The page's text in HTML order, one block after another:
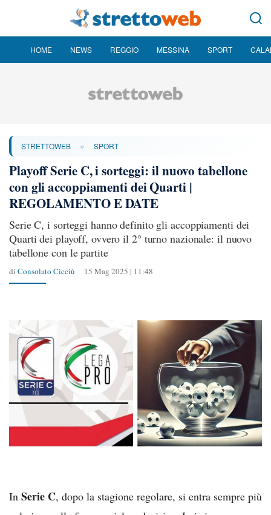
HOME NEWS REGGIO MESSINA SPORT
STRETTOWEB » SPORT
Playoff Serie C, i sorteggi: il nuovo tabellone
con gli accoppiamenti dei Quarti |
REGOLAMENTO E DATE
Serie C, i sorteggi hanno definito gli accoppiamenti dei
Quarti dei playoff, ovvero il 2° turno nazionale: il nuovo
tabellone con le partite
di Consolato Cicciù 15 Mag 2025 | 11:48
In Serie C, dopo la stagione regolare, si entra sempre più